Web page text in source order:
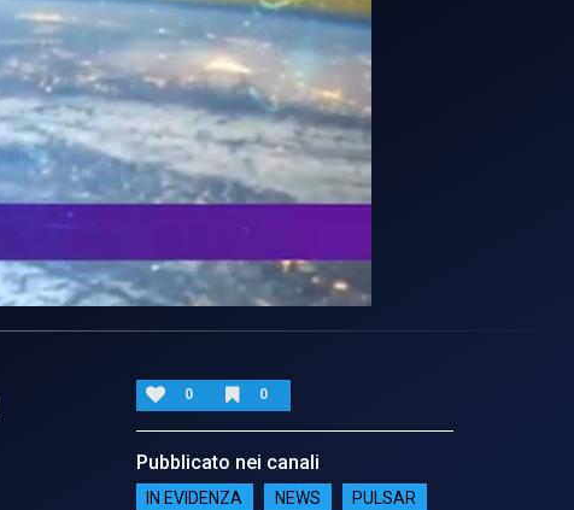
0 0
Pubblicato nei canali
IN EVIDENZA NEWS PULSAR